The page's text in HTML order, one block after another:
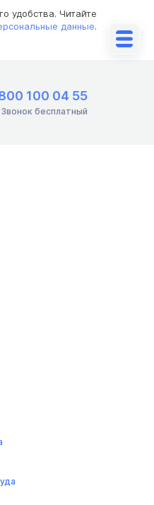
удобства. Читайте
данные.
100 04 55
Звонок бесплатный